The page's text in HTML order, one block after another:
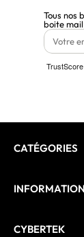
Tous nos
boite mail
CATÉGORIES
CYBERTEK